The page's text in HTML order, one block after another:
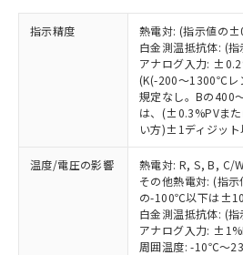
指示精度
熱電対: (指示値の
白金測温抵抗体: (
アナログ入力:
(K(-200～1300℃
規定なし。Bの
は、(±0.3%PVま
い方)±1ディジット
温度/電圧の影響
熱電対: R, S, B,
その他熱電対: (指
の-100℃以下は
白金測温抵抗体: (
アナログ入力:
周囲温度: -10℃～
用者の範囲」に記載
指します。
※本証明書は発行日時点で
るもので、過去に遡って非
ものではありません。
また、RoHS指令のフタ
物質の対応では、対応完了
荷製品に未対応品が混在す
欄に対応日を記載しており
既に当社にて対応品への
していることから、特段の
り、2022年1月12日より割